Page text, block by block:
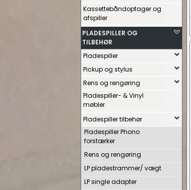
Kassettebåndoptager og
afspiller
PLADESPILLER OG
TILBEHØR
Pladespiller
Pickup og stylus
Rens og rengøring
Pladespiller- & Vinyl
møbler
Pladespiller tilbehør
Pladespiller Phono
forstærker
Rens og rengøring
LP pladestrammer/ vægt
LP single adapter